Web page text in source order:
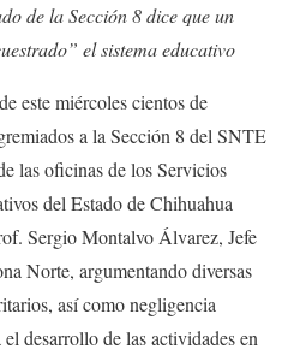
de la Sección 8 dice que un
el sistema educativo
este miércoles cientos de
a la Sección 8 del SNTE
las oficinas de los Servicios
del Estado de Chihuahua
Sergio Montalvo Álvarez, Jefe
Norte, argumentando diversas
así como negligencia
desarrollo de las actividades en